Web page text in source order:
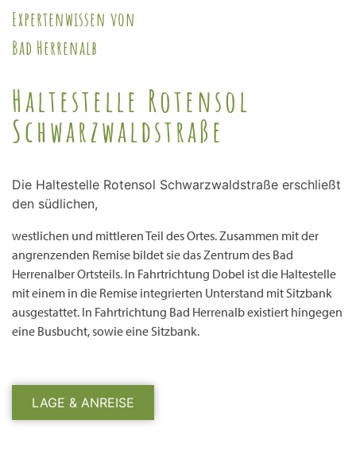
Expertenwissen von
Bad Herrenalb
Haltestelle Rotensol
Schwarzwaldstraße
Die Haltestelle Rotensol Schwarzwaldstraße erschließt
den südlichen,
westlichen und mittleren Teil des Ortes. Zusammen mit der
angrenzenden Remise bildet sie das Zentrum des Bad
Herrenalber Ortsteils. In Fahrtrichtung Dobel ist die Haltestelle
mit einem in die Remise integrierten Unterstand mit Sitzbank
ausgestattet. In Fahrtrichtung Bad Herrenalb existiert hingegen
eine Busbucht, sowie eine Sitzbank.
LAGE & ANREISE